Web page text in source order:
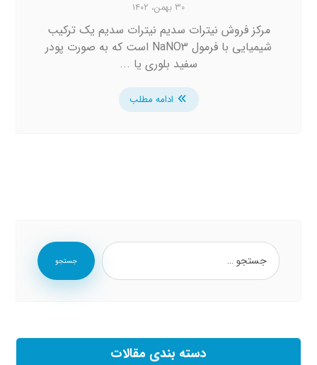
۳۰ بهمن، ۱۴۰۲
مرکز فروش نیترات سدیم نیترات سدیم یک ترکیب
شیمیایی با فرمول NaNO3 است که به صورت پودر
سفید بلوری یا ...
ادامه مطلب
جستجو
دسته بندی مقالات